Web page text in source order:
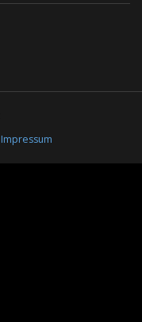
Impressum